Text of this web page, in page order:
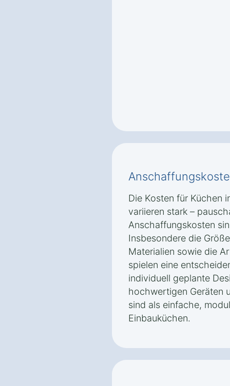
Die Kosten für Küchen
variieren stark –
Anschaffungskosten
Insbesondere die
Materialien sowie die
spielen eine
individuell geplante
hochwertigen Geräten
sind als einfache,
Einbauküchen.